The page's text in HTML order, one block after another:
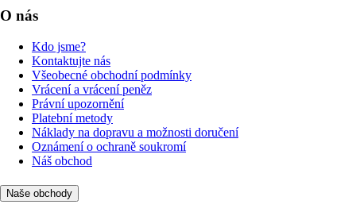
O nás
Kdo jsme?
Kontaktujte nás
Všeobecné obchodní podmínky
Vrácení a vrácení peněz
Právní upozornění
Platební metody
Náklady na dopravu a možnosti doručení
Oznámení o ochraně soukromí
Náš obchod
Naše obchody